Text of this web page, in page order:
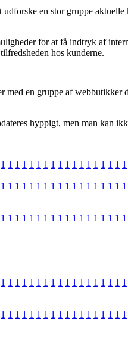
en stor gruppe
for at få indtryk af
hos kunderne.
med en gruppe af
hyppigt, men man kan
1 1 1 1 1 1 1 1 1 1 1 1 1 1 1 1 1 1
1 1 1 1 1 1 1 1 1 1 1 1 1 1 1 1 1 1
1 1 1 1 1 1 1 1 1 1 1 1 1 1 1 1 1 1
1 1 1 1 1 1 1 1 1 1 1 1 1 1 1 1 1 1
1 1 1 1 1 1 1 1 1 1 1 1 1 1 1 1 1 1